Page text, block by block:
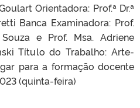
Orientadora: Prof.ª Dr.ª
Banca Examinadora: Prof.
e Prof. Msa. Adriene
Título do Trabalho: Arte-
para a formação docente
(quinta-feira)